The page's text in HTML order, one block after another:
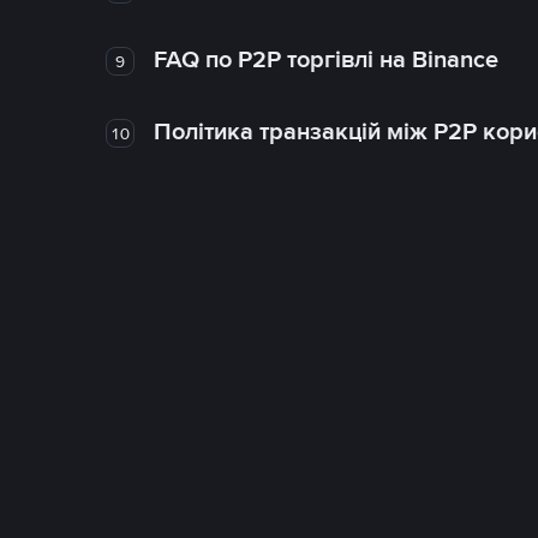
9 FAQ по P2P торгівлі на Binance
10 Політика транзакцій між P2P